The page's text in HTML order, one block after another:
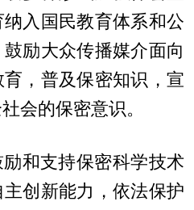
入国民教育体系和公
励大众传播媒介面向
，普及保密知识，宣
会的保密意识。
和支持保密科学技术
创新能力，依法保护